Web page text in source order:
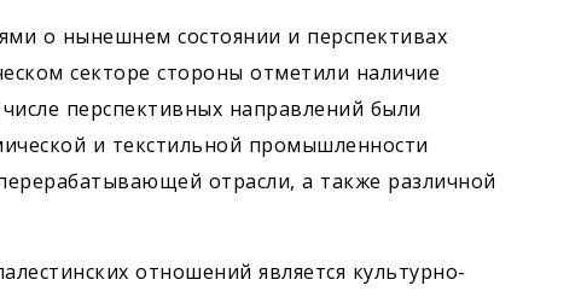
о нынешнем состоянии и перспективах
секторе стороны отметили наличие
перспективных направлений были
и текстильной промышленности
отрасли, а также различной
отношений является культурно-